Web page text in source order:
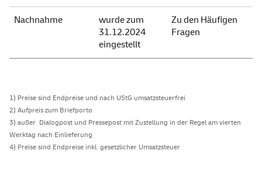
Nachnahme
wurde zum
31.12.2024
eingestellt
Zu den Häufigen
Fragen
1) Preise sind Endpreise und nach UStG umsatzsteuerfrei
2) Aufpreis zum Briefporto
3) außer Dialogpost und Pressepost mit Zustellung in der Regel am vierten
Werktag nach Einlieferung
4) Preise sind Endpreise inkl. gesetzlicher Umsatzsteuer